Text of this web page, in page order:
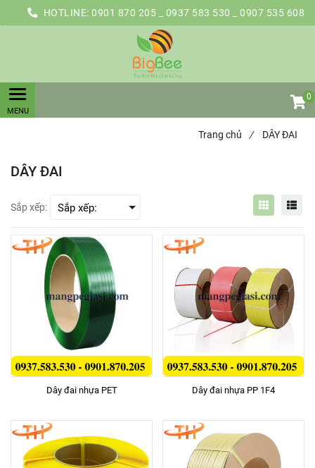
HOTLINE: 0901 870 205 _ 0937 583 530 _ 0907 535 608
0
Trang chủ / DÂY ĐAI
DÂY ĐAI
Sắp xếp:
Dây đai nhựa PET Dây đai nhựa PP 1F4